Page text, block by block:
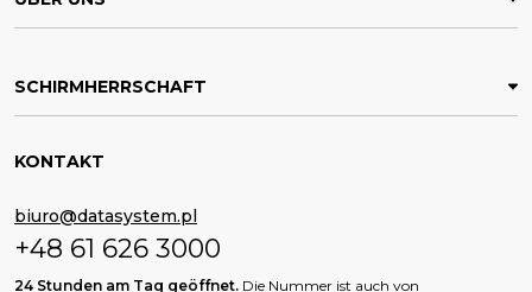
SCHIRMHERRSCHAFT
KONTAKT
biuro@datasystem.pl
+48 61 626 3000
24 Stunden am Tag geöffnet. Die Nummer ist auch von